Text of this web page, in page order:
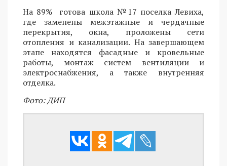
На 89% готова школа №17 поселка Левиха,
где заменены межэтажные и чердачные
перекрытия, окна, проложены сети
отопления и канализации. На завершающем
этапе находятся фасадные и кровельные
работы, монтаж систем вентиляции и
электроснабжения, а также внутренняя
отделка.
Фото: ДИП